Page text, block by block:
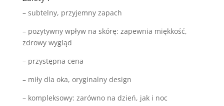
– subtelny, przyjemny zapach
– pozytywny wpływ na skórę: zapewnia miękkość,
zdrowy wygląd
– przystępna cena
– miły dla oka, oryginalny design
– kompleksowy: zarówno na dzień, jak i noc